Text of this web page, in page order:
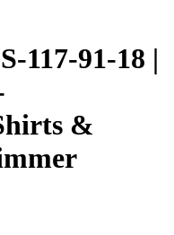
117-91-18 |
&